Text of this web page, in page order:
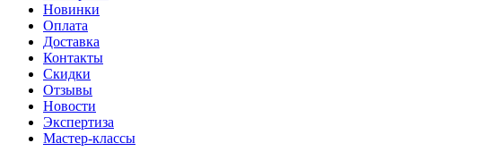
Новинки
Оплата
Доставка
Контакты
Скидки
Отзывы
Новости
Экспертиза
Мастер-классы